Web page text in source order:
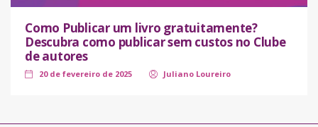
Como Publicar um livro gratuitamente?
Descubra como publicar sem custos no Clube
de autores
20 de fevereiro de 2025 Juliano Loureiro